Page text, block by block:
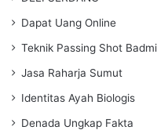
Dapat Uang Online
Teknik Passing Shot
Jasa Raharja Sumut
Identitas Ayah Biologis
Denada Ungkap Fakta